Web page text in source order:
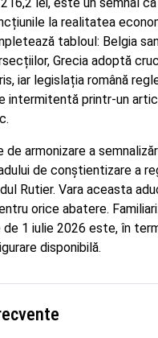
216,2 lei, este un semnal
la realitatea
tabloul: Belgia
Grecia adoptă
iar legislația română
intermitentă printr-un
de armonizare a
de conștientizare a
Rutier. Vara aceasta
orice abatere.
de 1 iulie 2026 este, în
disponibilă.